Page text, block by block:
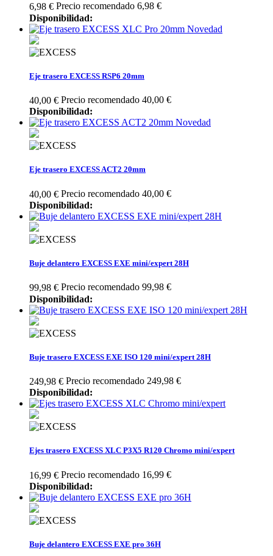
6,98 € Precio recomendado 6,98 €
Disponibilidad:
Novedad
Eje trasero EXCESS RSP6 20mm
40,00 € Precio recomendado 40,00 €
Disponibilidad:
Novedad
Eje trasero EXCESS ACT2 20mm
40,00 € Precio recomendado 40,00 €
Disponibilidad:
Buje delantero EXCESS EXE mini/expert 28H
99,98 € Precio recomendado 99,98 €
Disponibilidad:
Buje trasero EXCESS EXE ISO 120 mini/expert 28H
249,98 € Precio recomendado 249,98 €
Disponibilidad:
Ejes trasero EXCESS XLC P3X5 R120 Chromo mini/expert
16,99 € Precio recomendado 16,99 €
Disponibilidad:
Buje delantero EXCESS EXE pro 36H